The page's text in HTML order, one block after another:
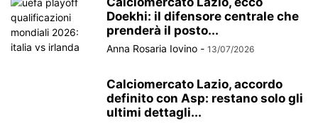
Doekhi: il difensore centrale che
prenderà il posto...
Anna Rosaria Iovino - 13/07/2026
Calciomercato Lazio, accordo
definito con Asp: restano solo gli
ultimi dettagli...